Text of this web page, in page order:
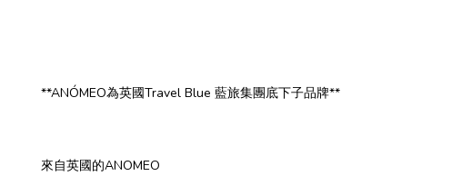
**ANÓMEO為英國Travel Blue 藍旅集團底下子品牌**
來自英國的ANOMEO